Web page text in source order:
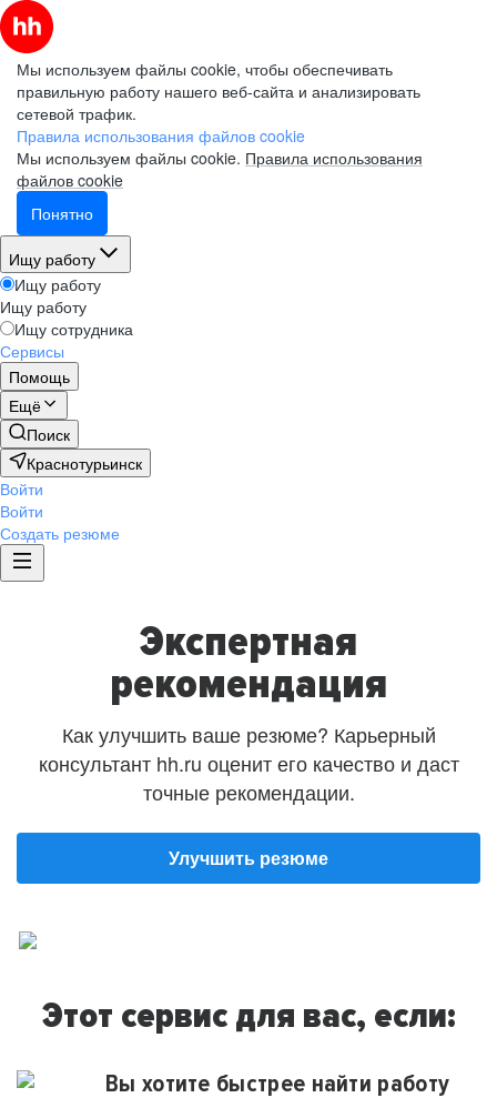
Мы используем файлы cookie, чтобы обеспечивать
правильную работу нашего веб-сайта и анализировать
сетевой трафик.
Правила использования файлов cookie
Мы используем файлы cookie. Правила использования
файлов cookie
Понятно
Ищу работу
Ищу работу
Ищу работу
Ищу сотрудника
Сервисы
Помощь
Ещё
Поиск
Краснотурьинск
Войти
Войти
Создать резюме
Экспертная
рекомендация
Как улучшить ваше резюме? Карьерный
консультант hh.ru оценит его качество и даст
точные рекомендации.
Улучшить резюме
Этот сервис для вас, если:
Вы хотите быстрее найти работу